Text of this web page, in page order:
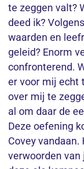
te zeggen valt?
deed ik?
waarden en
geleid? Enorm
confronterend.
er voor mij echt
over mij te
al om daar de
Deze oefening
Covey
verwoorden